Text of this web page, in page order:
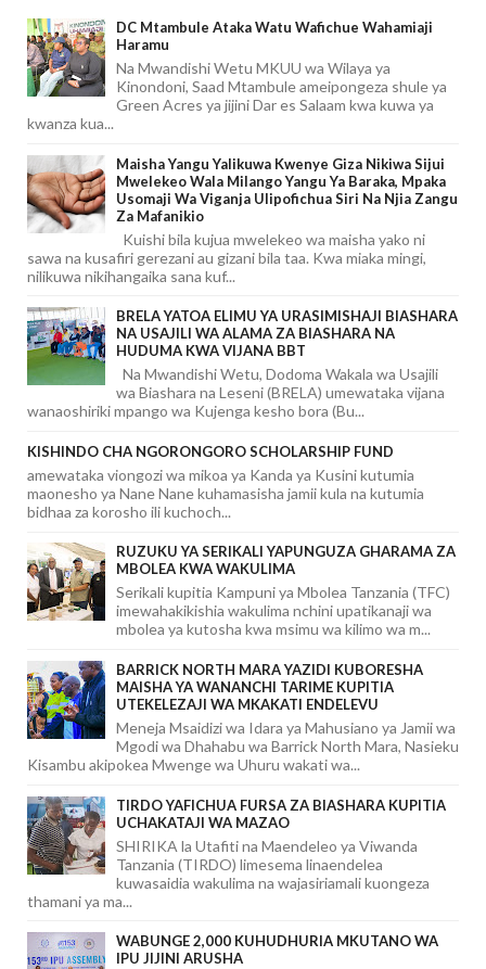
DC Mtambule Ataka Watu Wafichue Wahamiaji
Haramu
Na Mwandishi Wetu MKUU wa Wilaya ya
Kinondoni, Saad Mtambule ameipongeza shule ya
Green Acres ya jijini Dar es Salaam kwa kuwa ya
kwanza kua...
Maisha Yangu Yalikuwa Kwenye Giza Nikiwa Sijui
Mwelekeo Wala Milango Yangu Ya Baraka, Mpaka
Usomaji Wa Viganja Ulipofichua Siri Na Njia Zangu
Za Mafanikio
Kuishi bila kujua mwelekeo wa maisha yako ni
sawa na kusafiri gerezani au gizani bila taa. Kwa miaka mingi,
nilikuwa nikihangaika sana kuf...
BRELA YATOA ELIMU YA URASIMISHAJI BIASHARA
NA USAJILI WA ALAMA ZA BIASHARA NA
HUDUMA KWA VIJANA BBT
Na Mwandishi Wetu, Dodoma Wakala wa Usajili
wa Biashara na Leseni (BRELA) umewataka vijana
wanaoshiriki mpango wa Kujenga kesho bora (Bu...
KISHINDO CHA NGORONGORO SCHOLARSHIP FUND
amewataka viongozi wa mikoa ya Kanda ya Kusini kutumia
maonesho ya Nane Nane kuhamasisha jamii kula na kutumia
bidhaa za korosho ili kuchoch...
RUZUKU YA SERIKALI YAPUNGUZA GHARAMA ZA
MBOLEA KWA WAKULIMA
Serikali kupitia Kampuni ya Mbolea Tanzania (TFC)
imewahakikishia wakulima nchini upatikanaji wa
mbolea ya kutosha kwa msimu wa kilimo wa m...
BARRICK NORTH MARA YAZIDI KUBORESHA
MAISHA YA WANANCHI TARIME KUPITIA
UTEKELEZAJI WA MKAKATI ENDELEVU
Meneja Msaidizi wa Idara ya Mahusiano ya Jamii wa
Mgodi wa Dhahabu wa Barrick North Mara, Nasieku
Kisambu akipokea Mwenge wa Uhuru wakati wa...
TIRDO YAFICHUA FURSA ZA BIASHARA KUPITIA
UCHAKATAJI WA MAZAO
SHIRIKA la Utafiti na Maendeleo ya Viwanda
Tanzania (TIRDO) limesema linaendelea
kuwasaidia wakulima na wajasiriamali kuongeza
thamani ya ma...
WABUNGE 2,000 KUHUDHURIA MKUTANO WA
IPU JIJINI ARUSHA